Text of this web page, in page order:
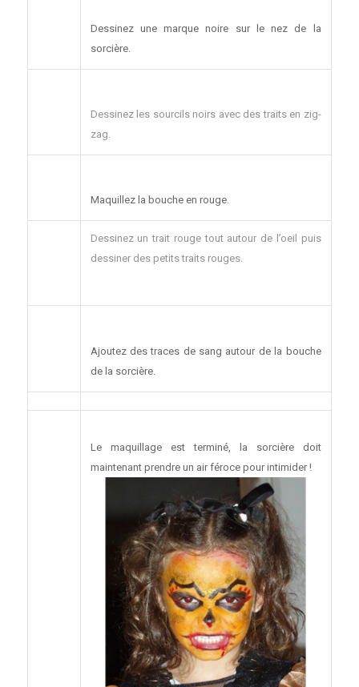
Dessinez une marque noire sur le nez de la
sorcière.
Dessinez les sourcils noirs avec des traits en zig-
zag.
Maquillez la bouche en rouge.
Dessinez un trait rouge tout autour de l’oeil puis
dessiner des petits traits rouges.
Ajoutez des traces de sang autour de la bouche
de la sorcière.
Le maquillage est terminé, la sorcière doit
maintenant prendre un air féroce pour intimider !